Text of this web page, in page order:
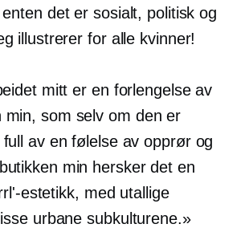
det er sosialt, politisk og
illustrerer for alle kvinner!
mitt er en forlengelse av
min, som selv om den er
av en følelse av opprør og
min hersker det en
estetikk, med utallige
urbane subkulturene.»